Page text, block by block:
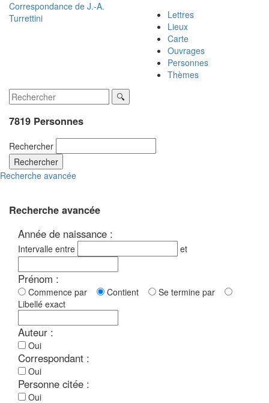
Correspondance de J.-A.
Turrettini
Lettres
Lieux
Carte
Ouvrages
Personnes
Thèmes
7819 Personnes
Rechercher
Rechercher
Recherche avancée
Recherche avancée
Année de naissance :
Intervalle entre et
Prénom :
Commence par Contient
Se termine par
Libellé exact
Auteur :
Oui
Correspondant :
Oui
Personne citée :
Oui